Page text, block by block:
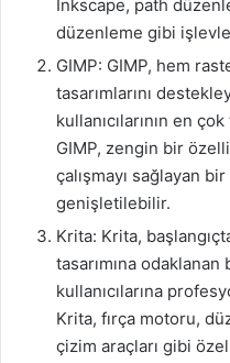
Inkscape, path
düzenleme gibi
GIMP: GIMP, hem
tasarımlarını
kullanıcılarının en
GIMP, zengin bir
çalışmayı sağlayan
genişletilebilir.
Krita: Krita,
tasarımına odaklanan
kullanıcılarına
Krita, fırça motoru,
çizim araçları gibi